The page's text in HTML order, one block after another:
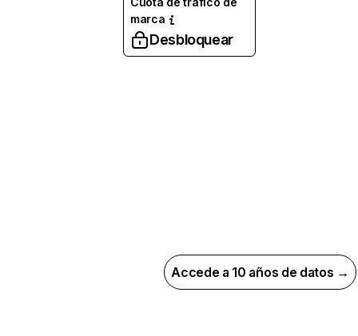
marca
Desbloquear
Accede a 10 años de datos →